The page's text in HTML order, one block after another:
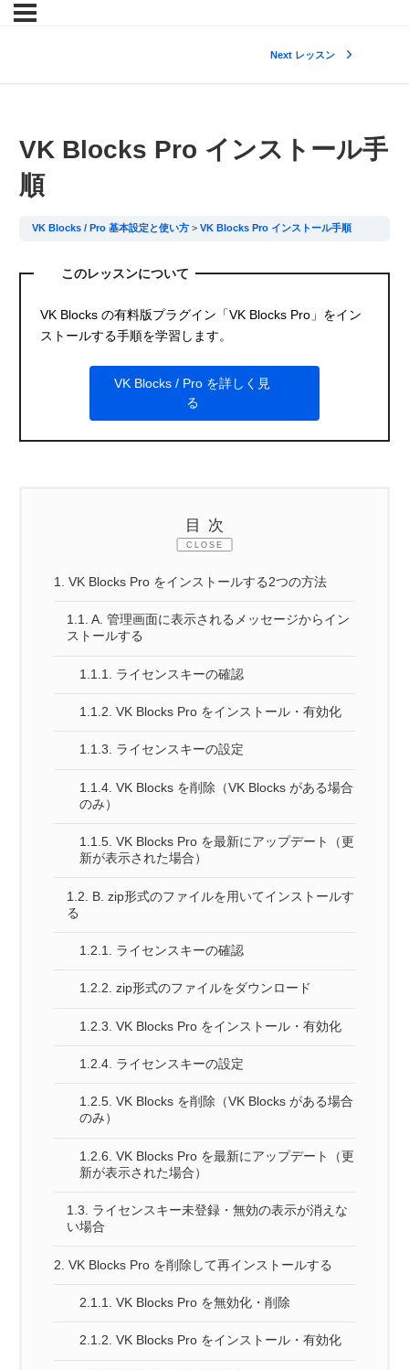
Next レッスン
VK Blocks Pro インストール手
順
VK Blocks / Pro 基本設定と使い方 VK Blocks Pro インストール手順
このレッスンについて
VK Blocks の有料版プラグイン「VK Blocks Pro」をイン
ストールする手順を学習します。
VK Blocks / Pro を詳しく見
る
目次
CLOSE
1. VK Blocks Pro をインストールする2つの方法
1.1. A. 管理画面に表示されるメッセージからイン
ストールする
1.1.1. ライセンスキーの確認
1.1.2. VK Blocks Pro をインストール・有効化
1.1.3. ライセンスキーの設定
1.1.4. VK Blocks を削除（VK Blocks がある場合
のみ）
1.1.5. VK Blocks Pro を最新にアップデート（更
新が表示された場合）
1.2. B. zip形式のファイルを用いてインストールす
る
1.2.1. ライセンスキーの確認
1.2.2. zip形式のファイルをダウンロード
1.2.3. VK Blocks Pro をインストール・有効化
1.2.4. ライセンスキーの設定
1.2.5. VK Blocks を削除（VK Blocks がある場合
のみ）
1.2.6. VK Blocks Pro を最新にアップデート（更
新が表示された場合）
1.3. ライセンスキー未登録・無効の表示が消えな
い場合
2. VK Blocks Pro を削除して再インストールする
2.1.1. VK Blocks Pro を無効化・削除
2.1.2. VK Blocks Pro をインストール・有効化